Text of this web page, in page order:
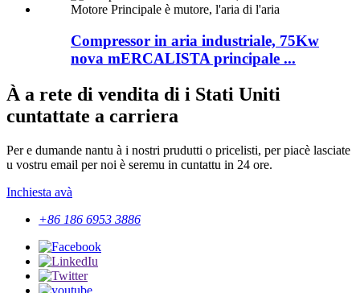
Compressor in aria industriale, 75Kw
nova mERCALISTA principale ...
À a rete di vendita di i Stati Uniti
cuntattate a carriera
Per e dumande nantu à i nostri prudutti o pricelisti, per piacè lasciate
u vostru email per noi è seremu in cuntattu in 24 ore.
Inchiesta avà
+86 186 6953 3886